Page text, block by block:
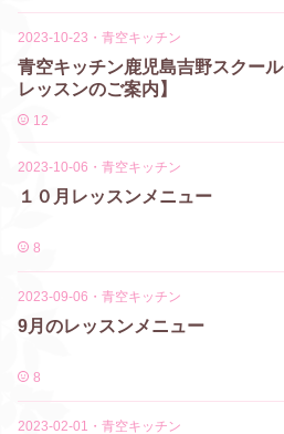
2023-10-23 ・ 青空キッチン
青空キッチン鹿児島吉野スクー
レッスンのご案内】
12
2023-10-06 ・ 青空キッチン
１０月レッスンメニュー
8
2023-09-06 ・ 青空キッチン
9月のレッスンメニュー
8
2023-02-01 ・ 青空キッチン